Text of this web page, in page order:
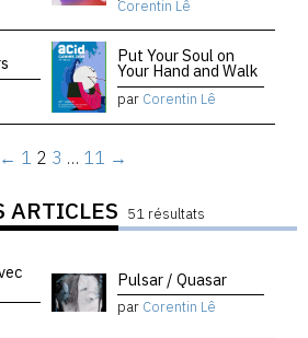
Corentin Lê
Put Your Soul on
Your Hand and Walk
par Corentin Lê
← 1 2 3 … 11 →
ARTICLES 51 résultats
Pulsar / Quasar
par Corentin Lê